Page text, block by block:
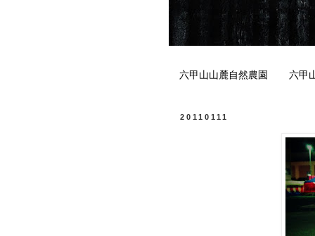
六甲山山麓自然農園 六甲
20110111